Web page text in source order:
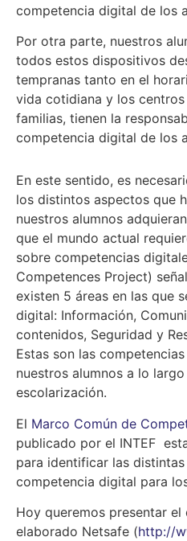
competencia digital de los
Por otra parte, nuestros
todos estos dispositivos
tempranas tanto en el
vida cotidiana y los
familias, tienen la
competencia digital de los
En este sentido, es
los distintos aspectos que
nuestros alumnos
que el mundo actual
sobre competencias
Competences Project)
existen 5 áreas en las que
digital: Información,
contenidos, Seguridad y
Estas son las
nuestros alumnos a lo
escolarización.
El Marco Común de
publicado por el INTEF
para identificar las
competencia digital para
Hoy queremos presentar el
elaborado Netsafe (http://